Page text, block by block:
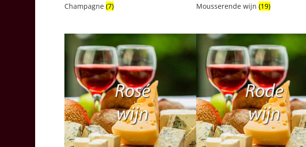
Champagne (7) Mousserende wijn (19)